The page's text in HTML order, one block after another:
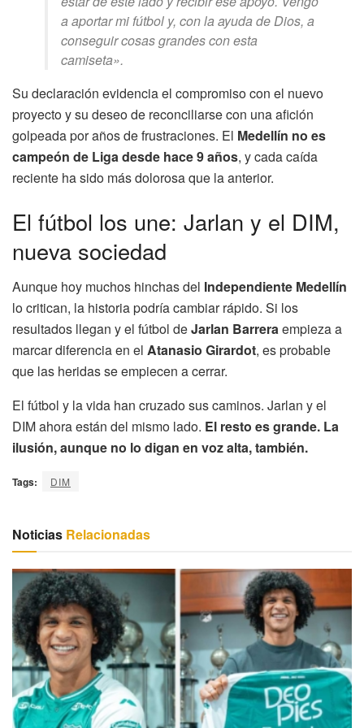
a aportar mi fútbol y, con la ayuda de Dios, a
conseguir cosas grandes con esta
camiseta».
Su declaración evidencia el compromiso con el nuevo
proyecto y su deseo de reconciliarse con una afición
golpeada por años de frustraciones. El Medellín no es
campeón de Liga desde hace 9 años, y cada caída
reciente ha sido más dolorosa que la anterior.
El fútbol los une: Jarlan y el DIM,
nueva sociedad
Aunque hoy muchos hinchas del Independiente Medellín
lo critican, la historia podría cambiar rápido. Si los
resultados llegan y el fútbol deJarlan Barreraempieza a
marcar diferencia en el Atanasio Girardot, es probable
que las heridas se empiecen a cerrar.
El fútbol y la vida han cruzado sus caminos. Jarlan y el
DIM ahora están del mismo lado. El resto es grande. La
ilusión, aunque no lo digan en voz alta, también.
Tags: DIM
Noticias Relacionadas